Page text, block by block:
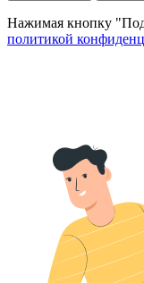
Нажимая кнопку
политикой